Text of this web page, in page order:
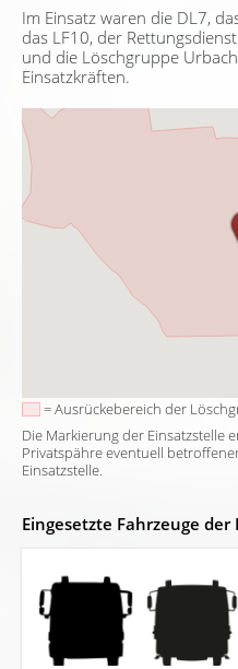
Im Einsatz waren die DL7,
das LF10, der
und die Löschgruppe
Einsatzkräften.
= Ausrückebereich der
Die Markierung der Einsatzstelle
Privatspähre eventuell
Einsatzstelle.
Eingesetzte Fahrzeuge der